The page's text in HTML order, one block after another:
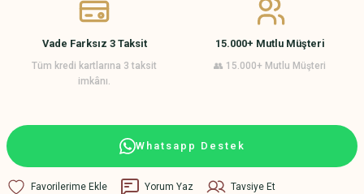
Vade Farksız 3 Taksit
Tüm kredi kartlarına 3 taksit
imkânı.
15.000+ Mutlu Müşteri
👥 15.000+ Mutlu Müşteri
Whatsapp Destek
Yorum Yaz Tavsiye Et